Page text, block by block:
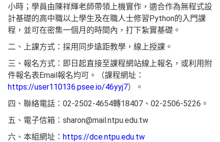
小時；學員由陳祥輝老師帶領上機實作，適合作為無程式設
計基礎的高中職以上學生及在職人士修習Python的入門課
程，並可在密集一個月的時間內，打下紮實基礎。
二、上課方式：採用同步遠距教學，線上授課。
三、報名方式：即日起直接至課程網站線上報名，或利用附
件報名表Email報名均可。（課程網址：
https://user110136.psee.io/46yyj7）。
四、聯絡電話：02-2502-4654轉18407、02-2506-5226。
五、電子信箱：sharon@mail.ntpu.edu.tw
六、本組網址： https://dce.ntpu.edu.tw